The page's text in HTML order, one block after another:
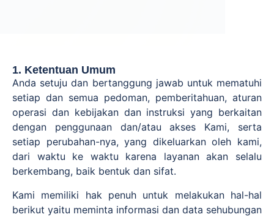
1. Ketentuan Umum
Anda setuju dan bertanggung jawab untuk mematuhi
setiap dan semua pedoman, pemberitahuan, aturan
operasi dan kebijakan dan instruksi yang berkaitan
dengan penggunaan dan/atau akses Kami, serta
setiap perubahan-nya, yang dikeluarkan oleh kami,
dari waktu ke waktu karena layanan akan selalu
berkembang, baik bentuk dan sifat.
Kami memiliki hak penuh untuk melakukan hal-hal
berikut yaitu meminta informasi dan data sehubungan